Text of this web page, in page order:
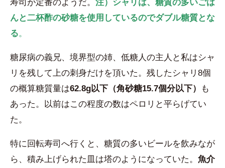
寿司が定番のようだ。 注）シャリは、糖質の多いごは
んと二杯酢の砂糖を使用しているのでダブル糖質とな
る。
糖尿病の義兄、境界型の姉、低糖人の主人と私はシャ
リを残して上の刺身だけを頂いた。残したシャリ8個
の概算糖質量は62.8g以下（角砂糖15.7個分以下）
も
あった。以前はこの程度の数はペロリと平らげてい
た。
特に回転寿司へ行くと、糖質の多いビールを飲みなが
ら、積み上げられた皿は塔のようになっていた。 魚介